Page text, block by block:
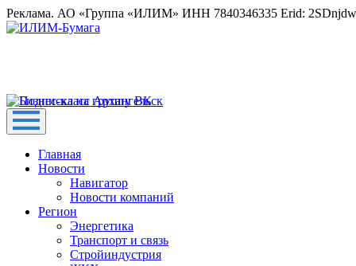
Реклама. АО «Группа «ИЛИМ» ИНН 7840346335 Erid:
Главная
Новости
Навигатор
Новости компаний
Регион
Энергетика
Транспорт и связь
Стройиндустрия